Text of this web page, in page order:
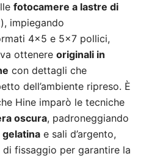
fotocamere a lastre di
impiegando
4×5 e 5×7 pollici,
ottenere originali in
con dettagli che
dell’ambiente ripreso. È
Hine imparò le tecniche
oscura, padroneggiando
gelatina e sali d’argento,
fissaggio per garantire la